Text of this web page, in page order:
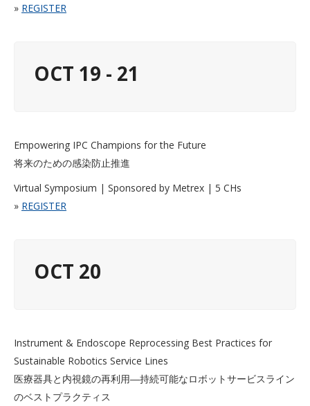
» REGISTER
OCT 19 - 21
Empowering IPC Champions for the Future
将来のための感染防止推進
Virtual Symposium | Sponsored by Metrex | 5 CHs
» REGISTER
OCT 20
Instrument & Endoscope Reprocessing Best Practices for
Sustainable Robotics Service Lines
医療器具と内視鏡の再利用―持続可能なロボットサービスライン
のベストプラクティス